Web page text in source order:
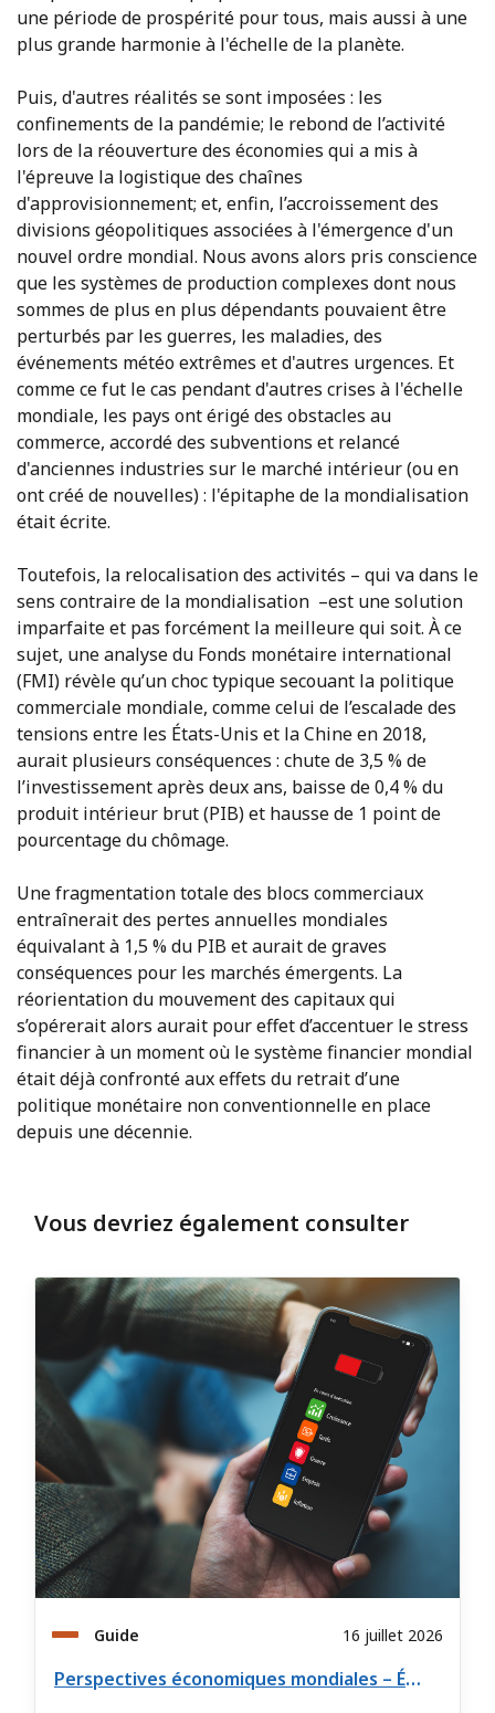
une période de prospérité pour tous, mais aussi à une
plus grande harmonie à l'échelle de la planète.
Puis, d'autres réalités se sont imposées : les
confinements de la pandémie; le rebond de l’activité
lors de la réouverture des économies qui a mis à
l'épreuve la logistique des chaînes
d'approvisionnement; et, enfin, l’accroissement des
divisions géopolitiques associées à l'émergence d'un
nouvel ordre mondial. Nous avons alors pris conscience
que les systèmes de production complexes dont nous
sommes de plus en plus dépendants pouvaient être
perturbés par les guerres, les maladies, des
événements météo extrêmes et d'autres urgences. Et
comme ce fut le cas pendant d'autres crises à l'échelle
mondiale, les pays ont érigé des obstacles au
commerce, accordé des subventions et relancé
d'anciennes industries sur le marché intérieur (ou en
ont créé de nouvelles) : l'épitaphe de la mondialisation
était écrite.
Toutefois, la relocalisation des activités – qui va dans le
sens contraire de la mondialisation –est une solution
imparfaite et pas forcément la meilleure qui soit. À ce
sujet, une analyse du Fonds monétaire international
(FMI) révèle qu’un choc typique secouant la politique
commerciale mondiale, comme celui de l’escalade des
tensions entre les États-Unis et la Chine en 2018,
aurait plusieurs conséquences : chute de 3,5 % de
l’investissement après deux ans, baisse de 0,4 % du
produit intérieur brut (PIB) et hausse de 1 point de
pourcentage du chômage.
Une fragmentation totale des blocs commerciaux
entraînerait des pertes annuelles mondiales
équivalant à 1,5 % du PIB et aurait de graves
conséquences pour les marchés émergents. La
réorientation du mouvement des capitaux qui
s’opérerait alors aurait pour effet d’accentuer le stress
financier à un moment où le système financier mondial
était déjà confronté aux effets du retrait d’une
politique monétaire non conventionnelle en place
depuis une décennie.
Vous devriez également consulter
Guide 16 juillet 2026
Perspectives économiques mondiales – Été 2026